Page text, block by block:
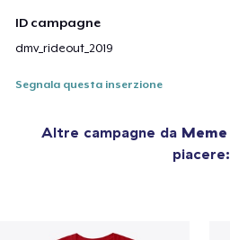
ID campagne
dmv_rideout_2019
Segnala questa inserzione
Altre campagne da Meme
piacere: